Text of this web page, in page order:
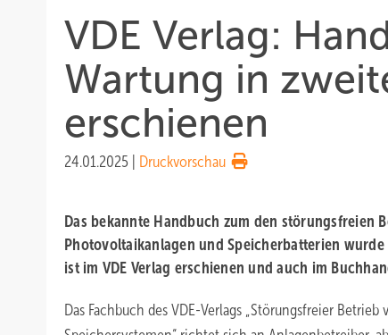
VDE Verlag:
Wartung in
erschienen
24.01.2025 Druckvorschau
Das bekannte Handbuch zum den störungsfreien
Photovoltaikanlagen und Speicherbatterien
ist im VDE Verlag erschienen und auch im
Das Fachbuch des VDE-Verlags „Störungsfreier